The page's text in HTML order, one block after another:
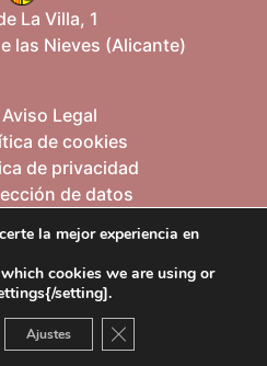
La Villa, 1
las Nieves (Alicante)
Aviso Legal
de cookies
de privacidad
de datos
la mejor experiencia en
cookies we are using or
setting].
Ajustes Cerrar el banner de
Valencià